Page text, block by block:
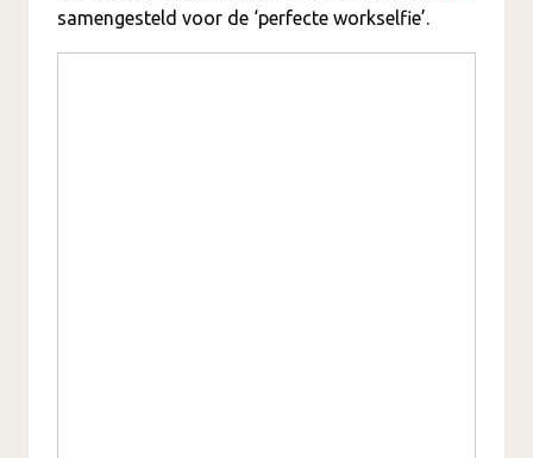
samengesteld voor de ‘perfecte workselfie’.